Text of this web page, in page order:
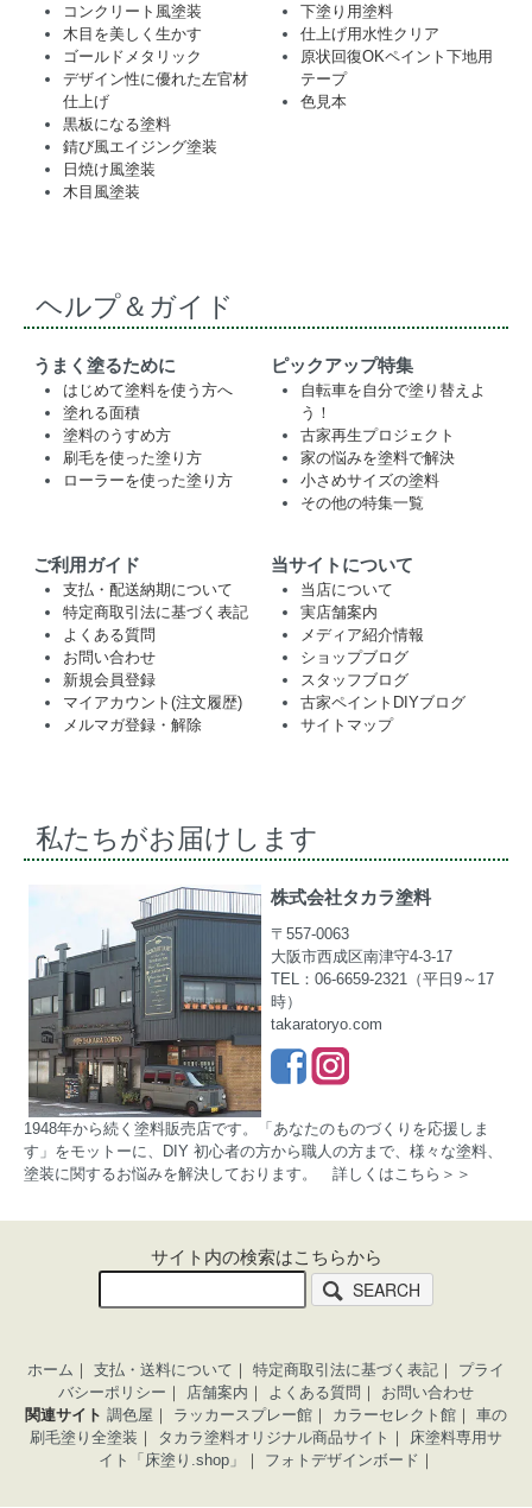
コンクリート風塗装
木目を美しく生かす
ゴールドメタリック
デザイン性に優れた左官材
仕上げ
黒板になる塗料
錆び風エイジング塗装
日焼け風塗装
木目風塗装
下塗り用塗料
仕上げ用水性クリア
原状回復OKペイント下地用
テープ
色見本
ヘルプ＆ガイド
うまく塗るために
はじめて塗料を使う方へ
塗れる面積
塗料のうすめ方
刷毛を使った塗り方
ローラーを使った塗り方
ピックアップ特集
自転車を自分で塗り替えよ
う！
古家再生プロジェクト
家の悩みを塗料で解決
小さめサイズの塗料
その他の特集一覧
ご利用ガイド
支払・配送納期について
特定商取引法に基づく表記
よくある質問
お問い合わせ
新規会員登録
マイアカウント(注文履歴)
メルマガ登録・解除
当サイトについて
当店について
実店舗案内
メディア紹介情報
ショップブログ
スタッフブログ
古家ペイントDIYブログ
サイトマップ
私たちがお届けします
株式会社タカラ塗料
〒557-0063
大阪市西成区南津守4-3-17
TEL：06-6659-2321（平日9～17
時）
takaratoryo.com
1948年から続く塗料販売店です。「あなたのものづくりを応援しま
す」をモットーに、DIY 初心者の方から職人の方まで、様々な塗料、
塗装に関するお悩みを解決しております。 詳しくはこちら＞＞
サイト内の検索はこちらから
SEARCH
ホーム ｜ 支払・送料について ｜ 特定商取引法に基づく表記 ｜ プライ
バシーポリシー ｜ 店舗案内 ｜ よくある質問 ｜ お問い合わせ
関連サイト 調色屋 ｜ ラッカースプレー館 ｜ カラーセレクト館 ｜ 車の
刷毛塗り全塗装 ｜ タカラ塗料オリジナル商品サイト ｜ 床塗料専用サ
イト「床塗り.shop」
｜ フォトデザインボード ｜